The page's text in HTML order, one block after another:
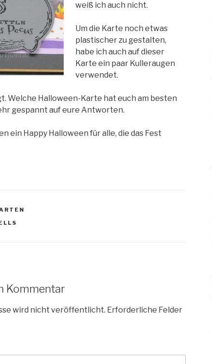
weiß ich auch nicht.
Um die Karte noch etwas
plastischer zu gestalten,
habe ich auch auf dieser
Karte ein paar Kulleraugen
verwendet.
Welche Halloween-Karte hat euch am besten
gespannt auf eure Antworten.
ein Happy Halloween für alle, die das Fest
Kommentar
wird nicht veröffentlicht. Erforderliche Felder